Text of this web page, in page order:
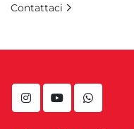
instagramyoutube
Contattaci